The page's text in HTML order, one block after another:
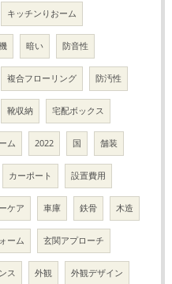
キッチンりおーム
暗い 防音性
複合フローリング 防汚性
靴収納 宅配ボックス
ム 2022 国 舗装
カーポート 設置費用
ケア 車庫 鉄骨 木造
ーム 玄関アプローチ
ス 外観 外観デザイン